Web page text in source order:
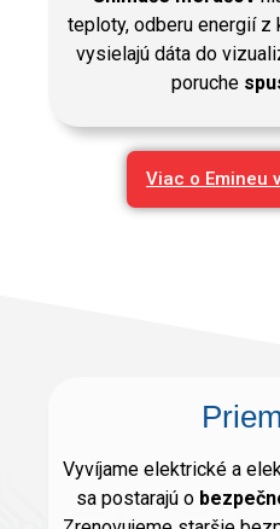
teploty, odberu energií z
vysielajú dáta do
poruche
Viac o Emineu
Vyvíjame elektrické a
sa postarajú o